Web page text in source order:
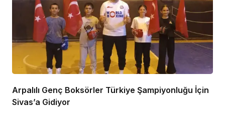
Arpalılı Genç Boksörler Türkiye Şampiyonluğu İçin
Sivas’a Gidiyor